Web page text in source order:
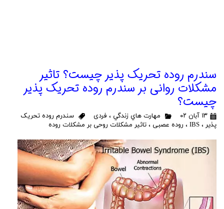
سندرم روده تحریک پذیر چیست؟ تاثیر
مشکلات روانی بر سندرم روده تحریک پذیر
چیست؟
۱۳ آبان ۰۲ مهارت هاي زندگي ، فردی
سندرم روده تحریک
پذیر ، IBS ، روده عصبی ، تاثیر مشکلات روحی بر مشکلات روده